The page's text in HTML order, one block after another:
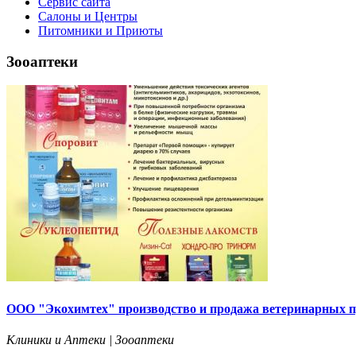
Салоны и Центры
Питомники и Приюты
Зооаптеки
ООО "Экохимтех" производство и продажа ветеринарных
Клиники и Аптеки | Зооаптеки